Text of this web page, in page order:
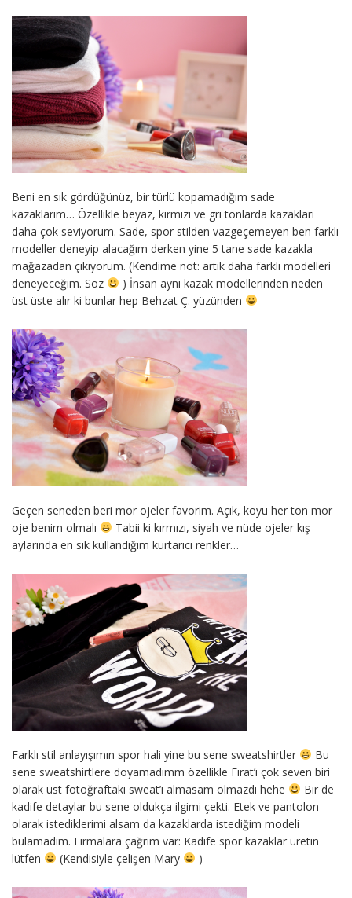
Beni en sık gördüğünüz, bir türlü kopamadığım sade
kazaklarım… Özellikle beyaz, kırmızı ve gri tonlarda kazakları
daha çok seviyorum. Sade, spor stilden vazgeçemeyen ben farklı
modeller deneyip alacağım derken yine 5 tane sade kazakla
mağazadan çıkıyorum. (Kendime not: artık daha farklı modelleri
deneyeceğim. Söz
) İnsan aynı kazak modellerinden neden
üst üste alır ki bunlar hep Behzat Ç. yüzünden
Geçen seneden beri mor ojeler favorim. Açık, koyu her ton mor
oje benim olmalı
Tabii ki kırmızı, siyah ve nüde ojeler kış
aylarında en sık kullandığım kurtarıcı renkler…
Farklı stil anlayışımın spor hali yine bu sene sweatshirtler
Bu
sene sweatshirtlere doyamadımm özellikle Fırat’ı çok seven biri
olarak üst fotoğraftaki sweat’i almasam olmazdı hehe
Bir de
kadife detaylar bu sene oldukça ilgimi çekti. Etek ve pantolon
olarak istediklerimi alsam da kazaklarda istediğim modeli
bulamadım. Firmalara çağrım var: Kadife spor kazaklar üretin
lütfen
(Kendisiyle çelişen Mary )